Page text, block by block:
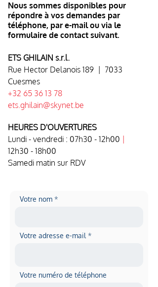
Nous sommes disponibles pour
répondre à vos demandes par
téléphone, par e-mail ou via le
formulaire de contact suivant.
ETS GHILAIN s.r.l.
Rue Hector Delanois 189 | 7033
Cuesmes
+32 65 36 13 78
ets.ghilain@skynet.be
HEURES D'OUVERTURES
Lundi - vendredi : 07h30 - 12h00
12h30 - 18h00
Samedi matin sur RDV
Votre nom
Votre adresse e-mail
Votre numéro de téléphone